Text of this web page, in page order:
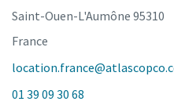
Saint-Ouen-L'Aumône 95310
France
01 39 09 30 68